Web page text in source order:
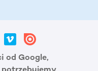
od Google,